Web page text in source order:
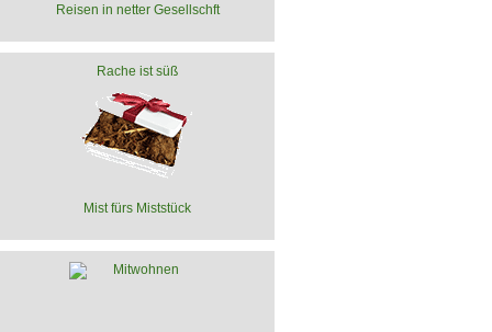
Reisen in netter Gesellschft
Rache ist süß
Mist fürs Miststück